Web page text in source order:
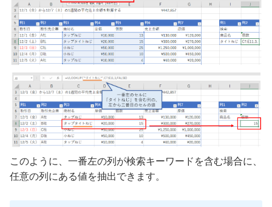
このように、一番左の列が検索キーワードを含む場合に、
任意の列にある値を抽出できます。